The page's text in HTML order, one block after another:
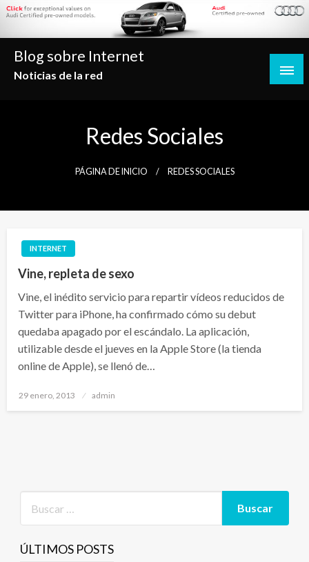
Saltar
contenido
Blog sobre Internet
Noticias de la red
Redes Sociales
PÁGINA DE INICIO REDES SOCIALES
INTERNET
Vine, repleta de sexo
Vine, el inédito servicio para repartir vídeos reducidos de
Twitter para iPhone, ha confirmado cómo su debut
quedaba apagado por el escándalo. La aplicación,
utilizable desde el jueves en la Apple Store (la tienda
online de Apple), se llenó de…
Publicado
29 enero, 2013 admin
ÚLTIMOS POSTS